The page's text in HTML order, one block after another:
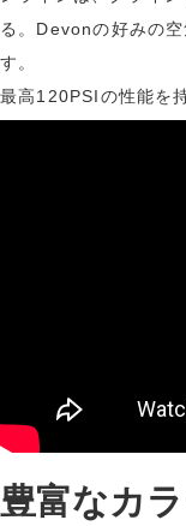
る。Devonの好みの
す。
最高120PSIの性能を
豊富なカ